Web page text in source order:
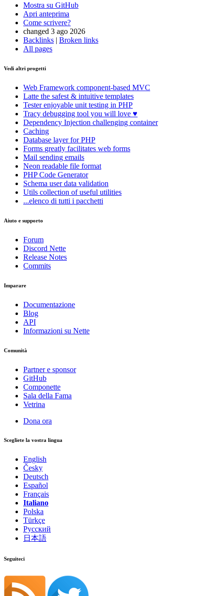
Mostra su GitHub
Apri anteprima
Come scrivere?
changed 3 ago 2026
Backlinks | Broken links
All pages
Vedi altri progetti
Web Framework component-based MVC
Latte the safest & intuitive templates
Testerenjoyable unit testing in PHP
Tracy debugging tool you will love ♥
Dependency Injection challenging container
Caching
Database layer for PHP
Forms greatly facilitates web forms
Mail sending emails
Neon readable file format
PHP Code Generator
Schema user data validation
Utils collection of useful utilities
...elenco di tutti i pacchetti
Aiuto e supporto
Forum
Discord Nette
Release Notes
Commits
Imparare
Documentazione
Blog
API
Informazioni su Nette
Comunità
Partner e sponsor
GitHub
Componette
Sala della Fama
Vetrina
Dona ora
Scegliete la vostra lingua
English
Česky
Deutsch
Español
Français
Italiano
Polska
Türkçe
Русский
日本語
Seguiteci